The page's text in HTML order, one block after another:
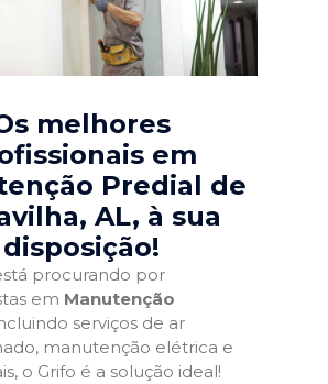
melhores
em
Predial de
AL, à sua
disposição!
procurando por
em Manutenção
serviços de ar
manutenção elétrica e
o Grifo é a solução ideal!